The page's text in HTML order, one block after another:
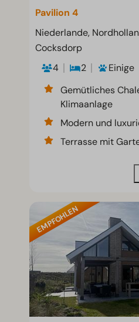
Pavilion 4
Niederlande,
Cocksdorp
4
2
Einige
Gemütliches
Klimaanlage
Modern und
Terrasse mit
EMPFOHLEN